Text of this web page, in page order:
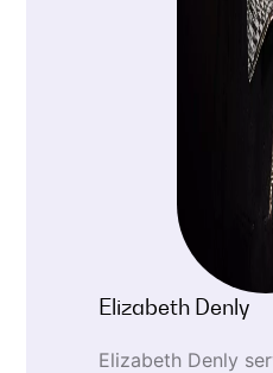
Elizabeth Denly
Elizabeth Denly